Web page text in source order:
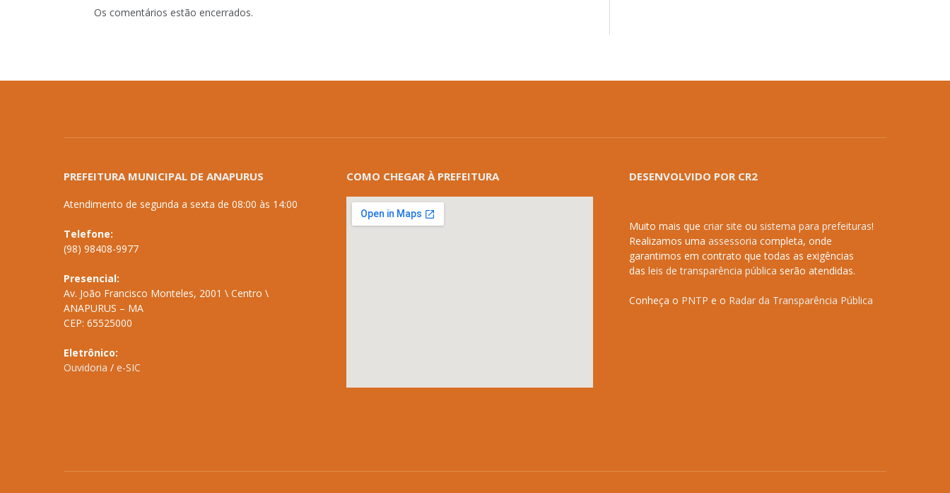
Os comentários estão encerrados.
PREFEITURA MUNICIPAL DE ANAPURUS
Atendimento de segunda a sexta de 08:00 às 14:00
Telefone:
(98) 98408-9977
Presencial:
Av. João Francisco Monteles, 2001 \ Centro \
ANAPURUS – MA
CEP: 65525000
Eletrônico:
Ouvidoria / e-SIC
COMO CHEGAR À PREFEITURA DESENVOLVIDO POR CR2
Muito mais que criar site ou sistema para prefeituras!
Realizamos uma assessoria completa, onde
garantimos em contrato que todas as exigências
das leis de transparência pública serão atendidas.
Conheça o PNTP e o Radar da Transparência Pública